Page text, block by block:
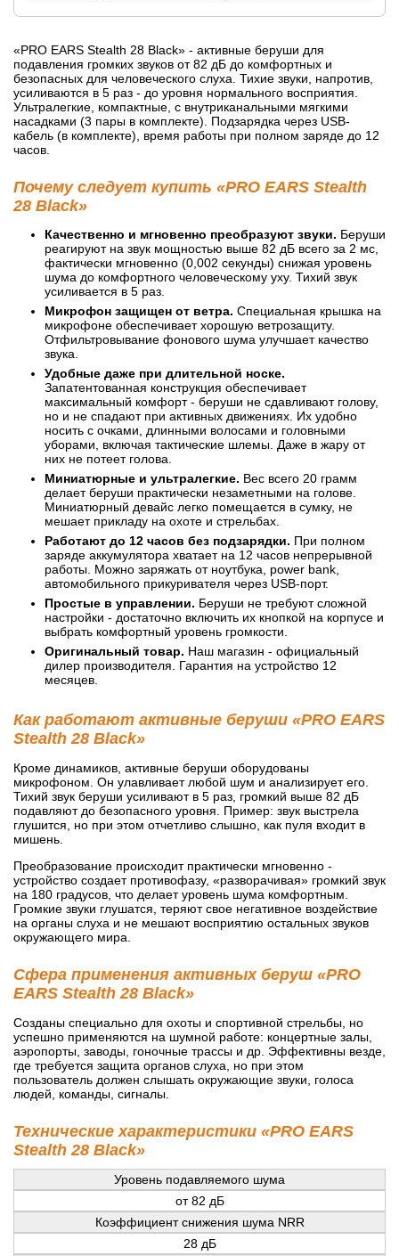
«PRO EARS Stealth 28 Black» - активные беруши для
подавления громких звуков от 82 дБ до комфортных и
безопасных для человеческого слуха. Тихие звуки, напротив,
усиливаются в 5 раз - до уровня нормального восприятия.
Ультралегкие, компактные, с внутриканальными мягкими
насадками (3 пары в комплекте). Подзарядка через USB-
кабель (в комплекте), время работы при полном заряде до 12
часов.
Почему следует купить «PRO EARS Stealth
28 Black»
Качественно и мгновенно преобразуют звуки. Беруши
реагируют на звук мощностью выше 82 дБ всего за 2 мс,
фактически мгновенно (0,002 секунды) снижая уровень
шума до комфортного человеческому уху. Тихий звук
усиливается в 5 раз.
Микрофон защищен от ветра. Специальная крышка на
микрофоне обеспечивает хорошую ветрозащиту.
Отфильтровывание фонового шума улучшает качество
звука.
Удобные даже при длительной носке.
Запатентованная конструкция обеспечивает
максимальный комфорт - беруши не сдавливают голову,
но и не спадают при активных движениях. Их удобно
носить с очками, длинными волосами и головными
уборами, включая тактические шлемы. Даже в жару от
них не потеет голова.
Миниатюрные и ультралегкие. Вес всего 20 грамм
делает беруши практически незаметными на голове.
Миниатюрный девайс легко помещается в сумку, не
мешает прикладу на охоте и стрельбах.
Работают до 12 часов без подзарядки. При полном
заряде аккумулятора хватает на 12 часов непрерывной
работы. Можно заряжать от ноутбука, power bank,
автомобильного прикуривателя через USB-порт.
Простые в управлении. Беруши не требуют сложной
настройки - достаточно включить их кнопкой на корпусе и
выбрать комфортный уровень громкости.
Оригинальный товар. Наш магазин - официальный
дилер производителя. Гарантия на устройство 12
месяцев.
Как работают активные беруши «PRO EARS
Stealth 28 Black»
Кроме динамиков, активные беруши оборудованы
микрофоном. Он улавливает любой шум и анализирует его.
Тихий звук беруши усиливают в 5 раз, громкий выше 82 дБ
подавляют до безопасного уровня. Пример: звук выстрела
глушится, но при этом отчетливо слышно, как пуля входит в
мишень.
Преобразование происходит практически мгновенно -
устройство создает противофазу, «разворачивая» громкий звук
на 180 градусов, что делает уровень шума комфортным.
Громкие звуки глушатся, теряют свое негативное воздействие
на органы слуха и не мешают восприятию остальных звуков
окружающего мира.
Сфера применения активных беруш «PRO
EARS Stealth 28 Black»
Созданы специально для охоты и спортивной стрельбы, но
успешно применяются на шумной работе: концертные залы,
аэропорты, заводы, гоночные трассы и др. Эффективны везде,
где требуется защита органов слуха, но при этом
пользователь должен слышать окружающие звуки, голоса
людей, команды, сигналы.
Технические характеристики «PRO EARS
Stealth 28 Black»
Уровень подавляемого шума
от 82 дБ
Коэффициент снижения шума NRR
28 дБ